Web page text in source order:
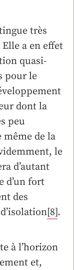
très
a en effet
quasi-
pour le
dont la
peu
même de la
le
d’autant
d’un fort
des
[8].
à l’horizon
et,